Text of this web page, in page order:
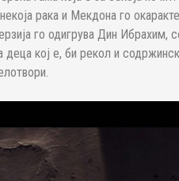
рака и Мекдона го
го одигрува Дин Ибрахим,
деца кој е, би рекол и